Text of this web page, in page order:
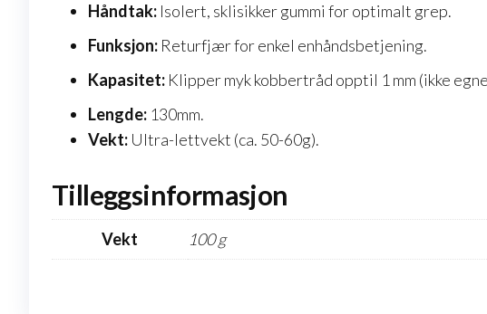
Håndtak: Isolert, sklisikker gummi for optimalt grep.
Funksjon: Returfjær for enkel enhåndsbetjening.
Kapasitet: Klipper myk kobbertråd opptil 1 mm (ikke
Lengde: 130mm.
Vekt: Ultra-lettvekt (ca. 50-60g).
Tilleggsinformasjon
Vekt 100 g